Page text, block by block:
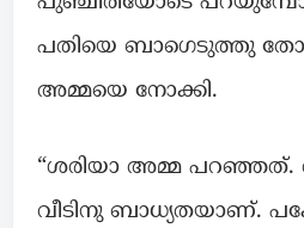
പതിയെ ബാഗെടുത്തു
അമ്മയെ നോക്കി.
“ശരിയാ അമ്മ
വീടിനു ബാധ്യതയാണ്.